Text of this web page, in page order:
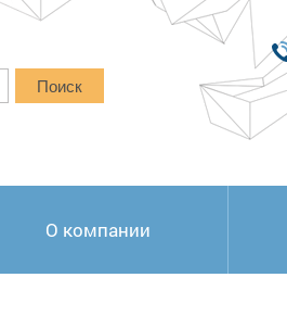
Поиск
О компании